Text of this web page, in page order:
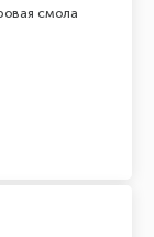
смола